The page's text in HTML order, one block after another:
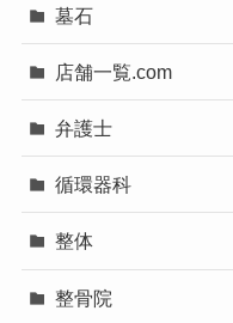
墓石
店舗一覧.com
弁護士
循環器科
整体
整骨院